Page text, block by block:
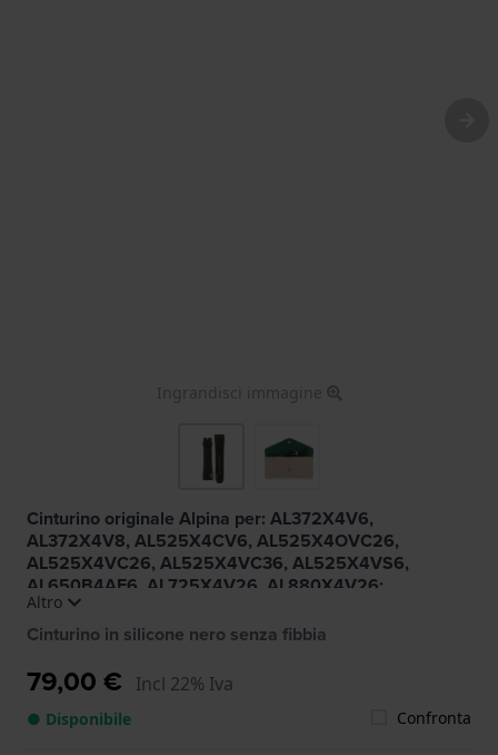
Ingrandisci immagine
Cinturino originale Alpina per: AL372X4V6,
AL372X4V8, AL525X4CV6, AL525X4OVC26,
AL525X4VC26, AL525X4VC36, AL525X4VS6,
AL650B4AE6, AL725X4V26, AL880X4V26;
AL880X4V6, AL-372LBBG4FBV6, AL-
372LBBGGR4FBV6, AL-372LBBRG4V6, AL-
525LB4V6, AL-525LBBRG4V6, AL-525LBG4V6, AL-
525LBN4V6, AL-525LBO4V26, AL-650B4AE6, AL-
725LB4V26, AL-880LB4V6, AL-880LBG4V6, AL-
Altro
Cinturino in silicone nero senza fibbia
79,00 € Incl 22% Iva
● Disponibile Confronta